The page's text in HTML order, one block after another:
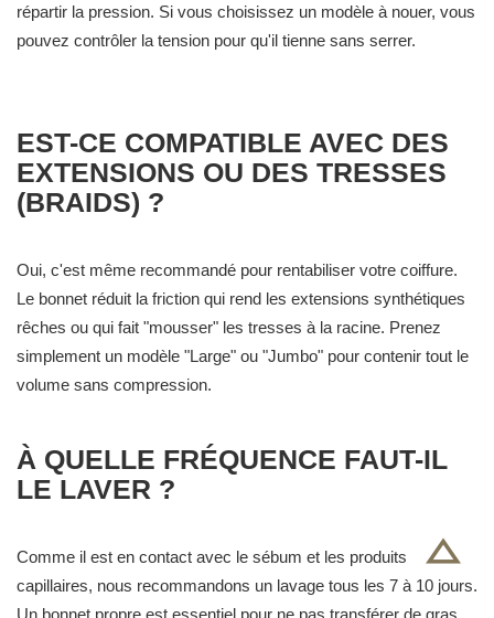
répartir la pression. Si vous choisissez un modèle à nouer, vous
pouvez contrôler la tension pour qu'il tienne sans serrer.
EST-CE COMPATIBLE AVEC DES
EXTENSIONS OU DES TRESSES
(BRAIDS) ?
Oui, c'est même recommandé pour rentabiliser votre coiffure.
Le bonnet réduit la friction qui rend les extensions synthétiques
rêches ou qui fait "mousser" les tresses à la racine. Prenez
simplement un modèle "Large" ou "Jumbo" pour contenir tout le
volume sans compression.
À QUELLE FRÉQUENCE FAUT-IL
LE LAVER ?
Comme il est en contact avec le sébum et les produits
capillaires, nous recommandons un lavage tous les 7 à 10 jours.
Un bonnet propre est essentiel pour ne pas transférer de gras